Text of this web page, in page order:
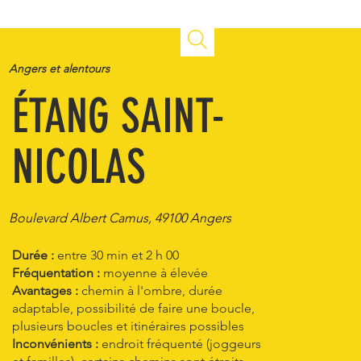
Angers et alentours
ÉTANG SAINT-
NICOLAS
Boulevard Albert Camus, 49100 Angers
Durée :entre 30 min et 2 h 00
Fréquentation :moyenne à élevée
Avantages :chemin à l'ombre, durée
adaptable, possibilité de faire une boucle,
plusieurs boucles et itinéraires possibles
Inconvénients :endroit fréquenté (joggeurs